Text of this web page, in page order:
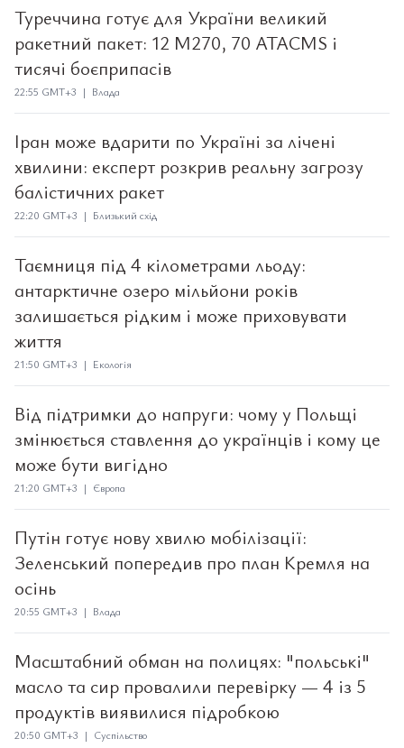
Туреччина готує для України великий
ракетний пакет: 12 M270, 70 ATACMS і
тисячі боєприпасів
22:55 GMT+3 | Влада
Іран може вдарити по Україні за лічені
хвилини: експерт розкрив реальну загрозу
балістичних ракет
22:20 GMT+3 | Близький схід
Таємниця під 4 кілометрами льоду:
антарктичне озеро мільйони років
залишається рідким і може приховувати
життя
21:50 GMT+3 | Екологія
Від підтримки до напруги: чому у Польщі
змінюється ставлення до українців і кому це
може бути вигідно
21:20 GMT+3 | Європа
Путін готує нову хвилю мобілізації:
Зеленський попередив про план Кремля на
осінь
20:55 GMT+3 | Влада
Масштабний обман на полицях: "польські"
масло та сир провалили перевірку — 4 із 5
продуктів виявилися підробкою
20:50 GMT+3 | Суспільство